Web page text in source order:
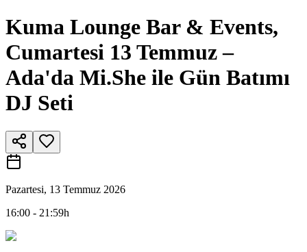
Kuma Lounge Bar & Events,
Cumartesi 13 Temmuz –
Ada'da Mi.She ile Gün Batımı
DJ Seti
Pazartesi, 13 Temmuz 2026
16:00 - 21:59h